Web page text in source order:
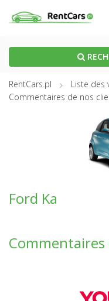
RentCars.pl Liste des
Commentaires de nos
Ford Ka